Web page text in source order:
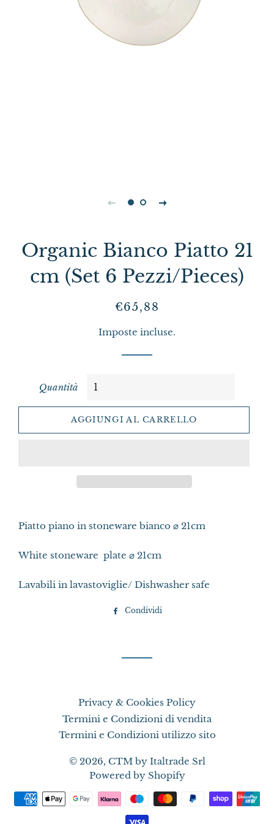
Organic Bianco Piatto 21
cm (Set 6 Pezzi/Pieces)
Prezzo
listino
Prezzo
€65,88
Imposte incluse.
Quantità
AGGIUNGI AL CARRELLO
Piatto piano in stoneware bianco ⌀ 21cm
White stoneware plate ⌀ 21cm
Lavabili in lavastoviglie/ Dishwasher safe
Condividi
Privacy & Cookies Policy
Termini e Condizioni di vendita
Termini e Condizioni utilizzo sito
© 2026, CTM by Italtrade Srl
Powered by Shopify
Metodi
di